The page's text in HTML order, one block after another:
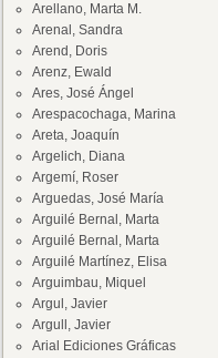
Arellano, Marta M.
Arenal, Sandra
Arend, Doris
Arenz, Ewald
Ares, José Ángel
Arespacochaga, Marina
Areta, Joaquín
Argelich, Diana
Argemí, Roser
Arguedas, José María
Arguilé Bernal, Marta
Arguilé Bernal, Marta
Arguilé Martínez, Elisa
Arguimbau, Miquel
Argul, Javier
Argull, Javier
Arial Ediciones Gráficas